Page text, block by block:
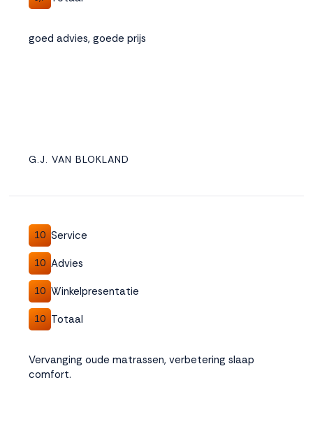
goed advies, goede prijs
G.J. VAN BLOKLAND
10 Service
10 Advies
10 Winkelpresentatie
10 Totaal
Vervanging oude matrassen, verbetering slaap
comfort.